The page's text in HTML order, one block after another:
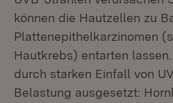
können die Hautzellen zu
Plattenepithelkarzinomen
Hautkrebs) entarten
durch starken Einfall von
Belastung ausgesetzt: